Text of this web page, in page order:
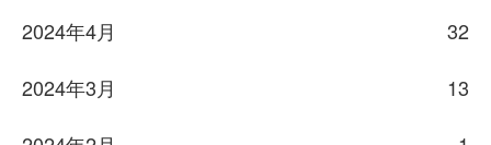
2024年4月
32
2024年3月
13